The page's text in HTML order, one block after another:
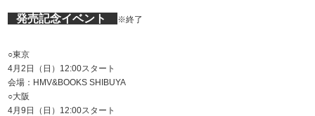
発売記念イベント ※終了
○東京
4月2日（日）12:00スタート
会場：HMV&BOOKS SHIBUYA
○大阪
4月9日（日）12:00スタート